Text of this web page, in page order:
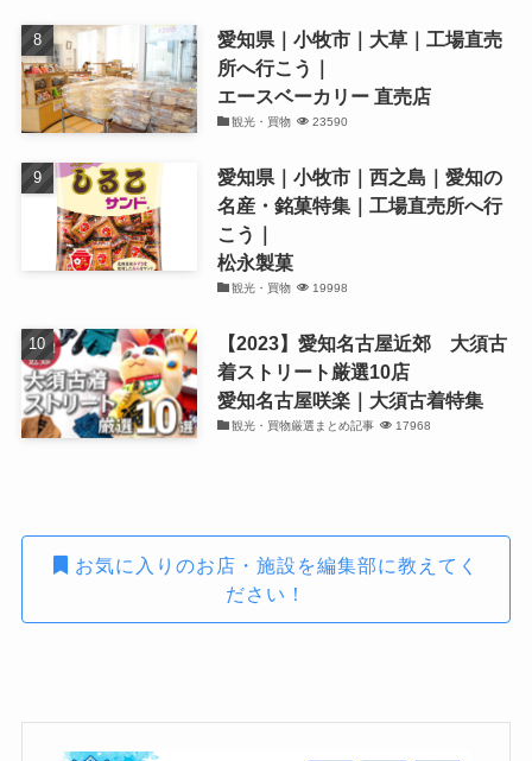
愛知県｜小牧市｜大草｜工場直売
所へ行こう｜
エースベーカリー 直売店
観光・買物 23590
愛知県｜小牧市｜西之島｜愛知の
名産・銘菓特集｜工場直売所へ行
こう｜
松永製菓
観光・買物 19998
【2023】愛知名古屋近郊 大須古
着ストリート厳選10店
愛知名古屋咲楽｜大須古着特集
観光・買物厳選まとめ記事 17968
お気に入りのお店・施設を編集部に教えてく
ださい！